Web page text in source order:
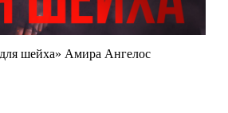
шейха» Амира Ангелос